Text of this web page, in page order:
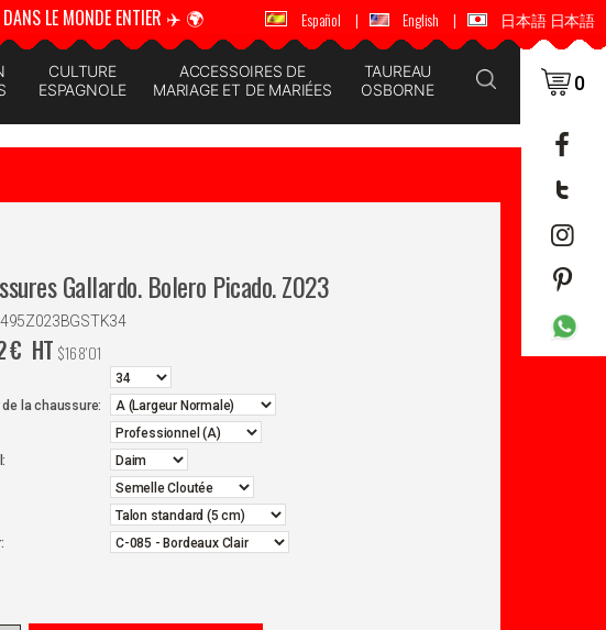
LE MONDE ENTIER ✈️ 🌍 🚚 📦 ENVOI DANS LE MONDE ENTIER ✈️ 🌍
Español | English | 日本語 日本語
CULTURE
ESPAGNOLE
ACCESSOIRES DE
MARIAGE ET DE MARIÉES
TAUREAU
OSBORNE
0
Gallardo. Bolero Picado. Z023
€ HT $168'01
de la chaussure: